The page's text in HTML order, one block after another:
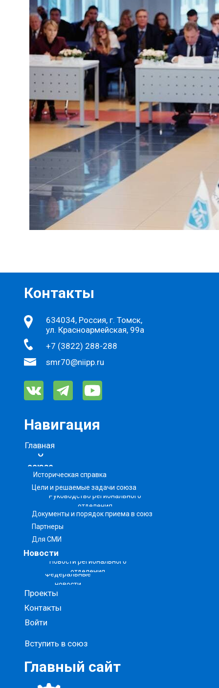
634034, Россия, г. Томск,
ул. Красноармейская, 99а
+7 (3822) 288-288
Главный сайт
smr70@niipp.ru
Контакты
О
союзе
Новости
Проекты
Контакты
Навигация
Главная
Войти
Вступить в союз
Историческая справка
Цели и решаемые задачи союза
Руководство регионального
отделения
Документы и порядок приема в союз
Партнеры
Для СМИ
Новости регионального
отделения
Федеральные
новости